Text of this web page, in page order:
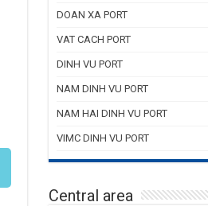
DOAN XA PORT
VAT CACH PORT
DINH VU PORT
NAM DINH VU PORT
NAM HAI DINH VU PORT
VIMC DINH VU PORT
Central area